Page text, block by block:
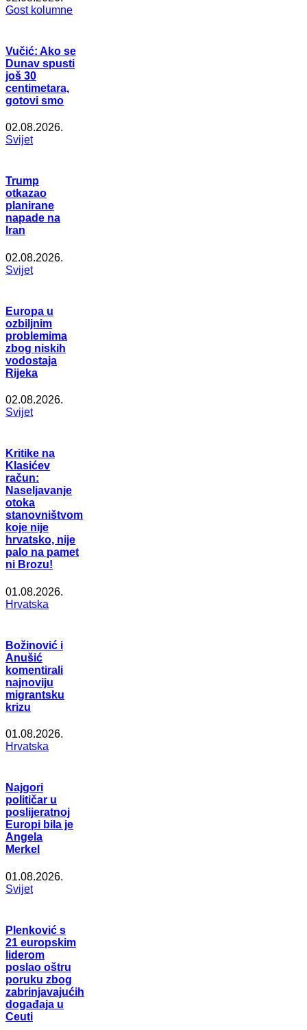
Gost kolumne
Vučić: Ako se
Dunav spusti
još 30
centimetara,
gotovi smo
02.08.2026.
Svijet
Trump
otkazao
planirane
napade na
Iran
02.08.2026.
Svijet
Europa u
ozbiljnim
problemima
zbog niskih
vodostaja
Rijeka
02.08.2026.
Svijet
Kritike na
Klasićev
račun:
Naseljavanje
otoka
stanovništvom
koje nije
hrvatsko, nije
palo na pamet
ni Brozu!
01.08.2026.
Hrvatska
Božinović i
Anušić
komentirali
najnoviju
migrantsku
krizu
01.08.2026.
Hrvatska
Najgori
političar u
poslijeratnoj
Europi bila je
Angela
Merkel
01.08.2026.
Svijet
Plenković s
21 europskim
liderom
poslao oštru
poruku zbog
zabrinjavajućih
događaja u
Ceuti